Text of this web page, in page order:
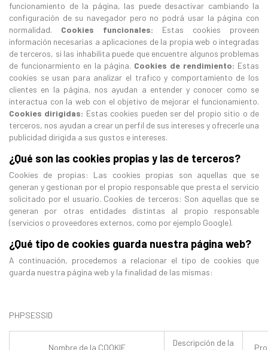
funcionamiento de la página, las puede desactivar cambiando la
configuración de su navegador pero no podrá usar la página con
normalidad. Cookies funcionales: Estas cookies proveen
información necesarias a aplicaciones de la propia web o integradas
de terceros, si las inhabilita puede que encuentre algunos problemas
de funcionarmiento en la página. Cookies de rendimiento: Estas
cookies se usan para analizar el trafico y comportamiento de los
clientes en la página, nos ayudan a entender y conocer como se
interactua con la web con el objetivo de mejorar el funcionamiento.
Cookies dirigidas: Estas cookies pueden ser del propio sitio o de
terceros, nos ayudan a crear un perfil de sus intereses y ofrecerle una
publicidad dirigida a sus gustos e intereses.
¿Qué son las cookies propias y las de terceros?
Cookies de propias: Las cookies propias son aquellas que se
generan y gestionan por el propio responsable que presta el servicio
solicitado por el usuario. Cookies de terceros: Son aquellas que se
generan por otras entidades distintas al propio responsable
(servicios o proveedores externos, como por ejemplo Google).
¿Qué tipo de cookies guarda nuestra página web?
A continuación, procedemos a relacionar el tipo de cookies que
guarda nuestra página web y la finalidad de las mismas:
PHPSESSID
Nombre de la COOKIE
Descripción de la